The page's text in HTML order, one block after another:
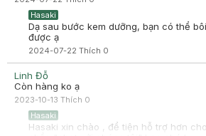
Hasaki
Dạ sau bước kem dưỡng, bạn có thể
được ạ
2024-07-22 Thích 0
Linh Đỗ
Còn hàng ko ạ
2023-10-13 Thích 0
Hasaki
Hasaki xin chào , để tiện hỗ trợ hơn